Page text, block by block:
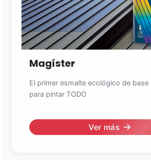
Magíster
El primer esmalte ecológico de base
para pintar TODO
Ver más
Asistente EMAPI
En línea ahora